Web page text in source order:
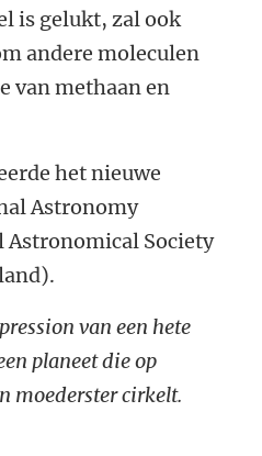
is gelukt, zal ook
andere moleculen
van methaan en
het nieuwe
Astronomy
Astronomical Society
van een hete
planeet die op
moederster cirkelt.